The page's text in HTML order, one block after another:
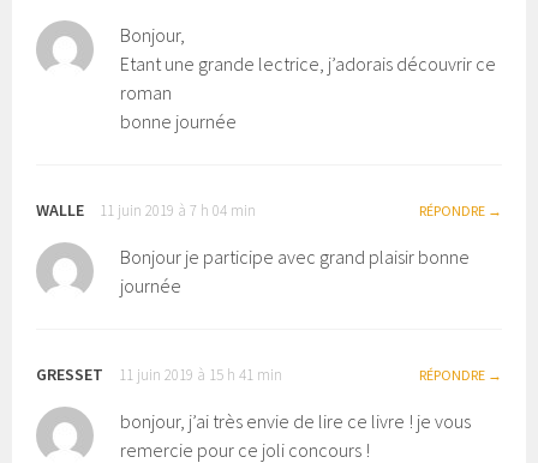
Bonjour,
Etant une grande lectrice, j’adorais découvrir ce
roman
bonne journée
WALLE 11 juin 2019 à 7 h 04 min RÉPONDRE
Bonjour je participe avec grand plaisir bonne
journée
GRESSET 11 juin 2019 à 15 h 41 min RÉPONDRE
bonjour, j’ai très envie de lire ce livre ! je vous
remercie pour ce joli concours !